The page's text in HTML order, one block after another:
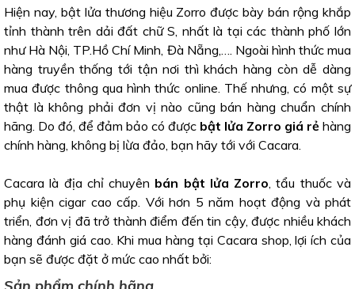
Hiện nay, bật lửa thương hiệu Zorro được bày bán rộng khắp
tỉnh thành trên dải đất chữ S, nhất là tại các thành phố lớn
như Hà Nội, TP.Hồ Chí Minh, Đà Nẵng,…. Ngoài hình thức mua
hàng truyền thống tới tận nơi thì khách hàng còn dễ dàng
mua được thông qua hình thức online. Thế nhưng, có một sự
thật là không phải đơn vị nào cũng bán hàng chuẩn chính
hãng. Do đó, để đảm bảo có được bật lửa Zorro giá rẻ hàng
chính hàng, không bị lừa đảo, bạn hãy tới với Cacara.
Cacara là địa chỉ chuyên bán bật lửa Zorro, tẩu thuốc và
phụ kiện cigar cao cấp. Với hơn 5 năm hoạt động và phát
triển, đơn vị đã trở thành điểm đến tin cậy, được nhiều khách
hàng đánh giá cao. Khi mua hàng tại Cacara shop, lợi ích của
bạn sẽ được đặt ở mức cao nhất bởi: